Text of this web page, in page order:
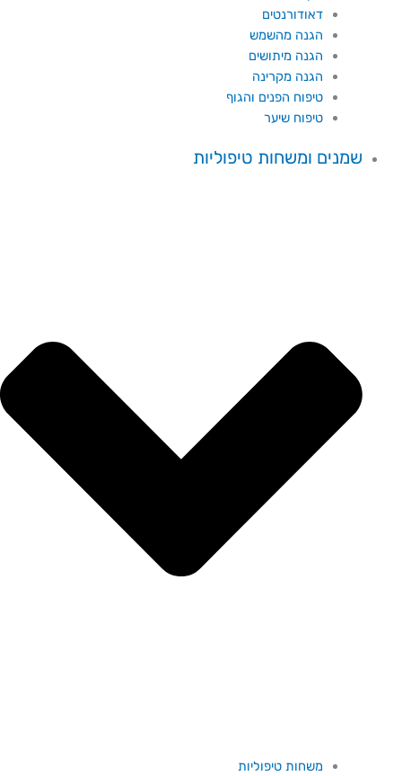
דאודורנטים
הגנה מהשמש
הגנה מיתושים
הגנה מקרינה
טיפוח הפנים והגוף
טיפוח שיער
שמנים ומשחות טיפוליות
משחות טיפוליות